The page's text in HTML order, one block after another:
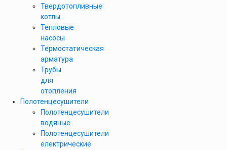
Твердотопливные
котлы
Тепловые
насосы
Термостатическая
арматура
Трубы
для
отопления
Полотенцесушители
Полотенцесушители
водяные
Полотенцесушители
електрические